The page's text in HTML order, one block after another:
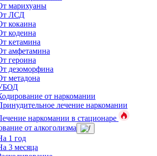
марихуаны
ЛСД
кокаина
кодеина
кетамина
амфетамина
героина
дезоморфина
метадона
от наркомании
лечение наркомании
наркомании в стационаре
от алкоголизма
1 год
3 месяца